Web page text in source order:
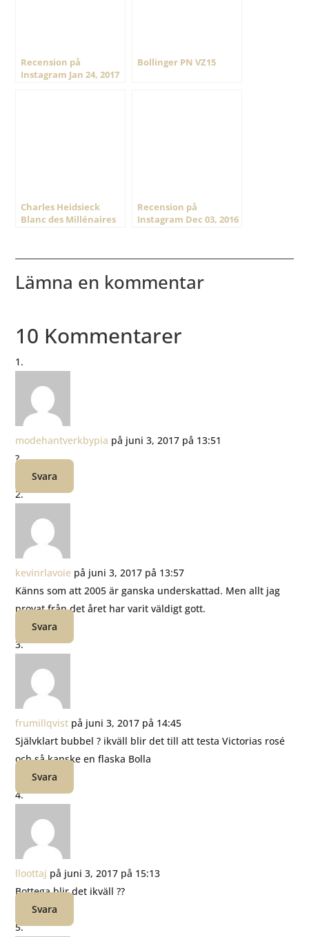
Recension på
Instagram Jan 24, 2017
Bollinger PN VZ15
Charles Heidsieck
Blanc des Millénaires
Recension på
Instagram Dec 03, 2016
Lämna en kommentar
10 Kommentarer
modehantverkbypia på juni 3, 2017 på 13:51
?
Svara
kevinrlavoie på juni 3, 2017 på 13:57
Känns som att 2005 är ganska underskattad. Men allt jag
provat från det året har varit väldigt gott.
Svara
frumillqvist på juni 3, 2017 på 14:45
Självklart bubbel ? ikväll blir det till att testa Victorias rosé
och så kanske en flaska Bolla ️
Svara
lloottaj på juni 3, 2017 på 15:13
Bottega blir det ikväll ??
Svara